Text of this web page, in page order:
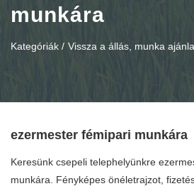
munkára
Kategóriák / Vissza a állás, munka
ezermester fémipari munkára
Keresünk csepeli telephelyünkre
munkára. Fényképes önéletrajzot,